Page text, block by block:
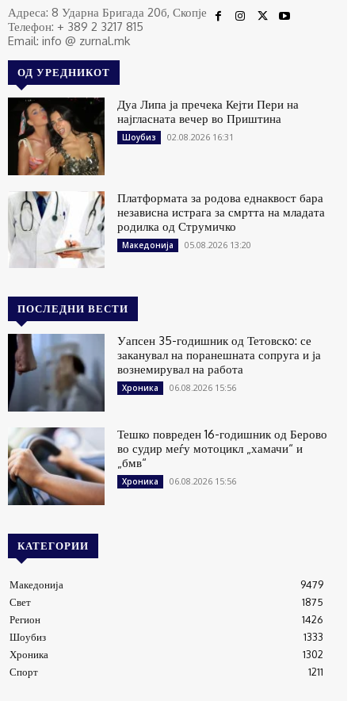
Адреса: 8 Ударна Бригада 20б, Скопје
Телефон: + 389 2 3217 815
Email: info @ zurnal.mk
ОД УРЕДНИКОТ
Дуа Липа ја пречека Кејти Пери на
најгласната вечер во Приштина
Шоубиз 02.08.2026 16:31
Платформата за родова еднаквост бара
независна истрага за смртта на младата
родилка од Струмичко
Македонија 05.08.2026 13:20
ПОСЛЕДНИ ВЕСТИ
Уапсен 35-годишник од Тетовскo: се
заканувал на поранешната сопруга и ја
вознемирувал на работа
Хроника 06.08.2026 15:56
Тешко повреден 16-годишник од Берово
во судир меѓу мотоцикл „хамачи“ и
„бмв“
Хроника 06.08.2026 15:56
КАТЕГОРИИ
Македонија
9479
Свет
1875
Регион
1426
Шоубиз
1333
Хроника
1302
Спорт
1211